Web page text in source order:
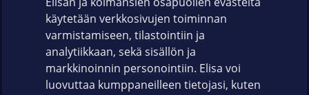
OMAYHTEISÖ
VIANSELVITYS
ASIAKASPALVELU
käytetään verkkosivujen toiminnan
varmistamiseen, tilastointiin ja
analytiikkaan, sekä sisällön ja
markkinoinnin personointiin. Elisa voi
luovuttaa kumppaneilleen tietojasi, kuten